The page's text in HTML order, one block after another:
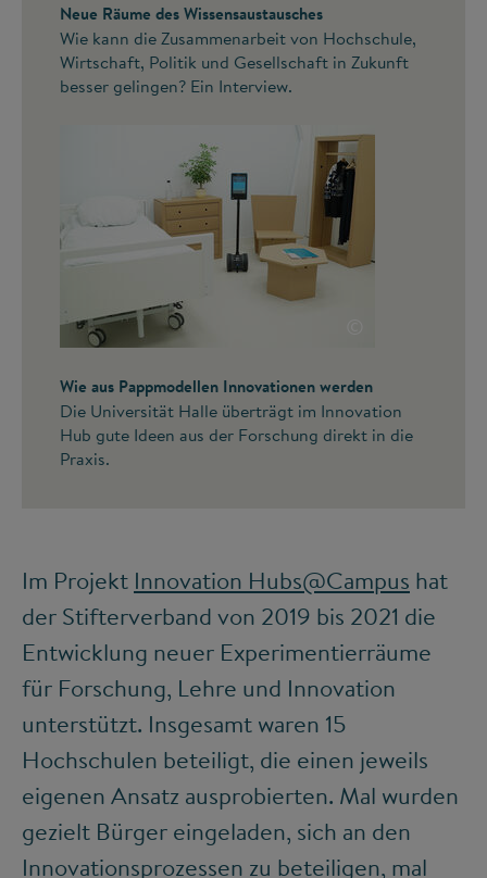
Neue Räume des Wissensaustausches
Wie kann die Zusammenarbeit von Hochschule,
Wirtschaft, Politik und Gesellschaft in Zukunft
besser gelingen? Ein Interview.
Wie aus Pappmodellen Innovationen werden
Die Universität Halle überträgt im Innovation
Hub gute Ideen aus der Forschung direkt in die
Praxis.
Im Projekt Innovation Hubs@Campus hat
der Stifterverband von 2019 bis 2021 die
Entwicklung neuer Experimentierräume
für Forschung, Lehre und Innovation
unterstützt. Insgesamt waren 15
Hochschulen beteiligt, die einen jeweils
eigenen Ansatz ausprobierten. Mal wurden
gezielt Bürger eingeladen, sich an den
Innovationsprozessen zu beteiligen, mal